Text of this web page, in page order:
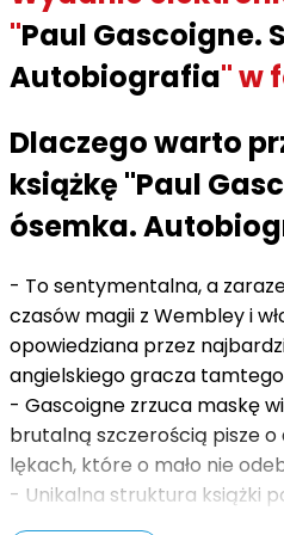
"Paul Gascoigne.
Autobiografia" w
Dlaczego warto
książkę "Paul
ósemka.
- To sentymentalna, a
czasów magii z Wembley i
opowiedziana przez
angielskiego gracza
- Gascoigne zrzuca maskę
brutalną szczerością pisze
lękach, które o mało nie
- Unikalna struktura książki
Paula poprzez osiem